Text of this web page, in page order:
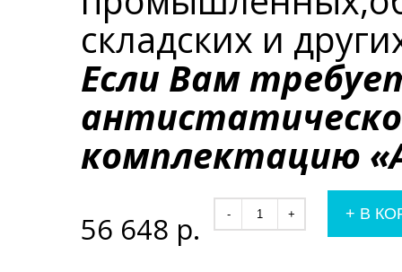
складских и
Если Вам
комплектацию
56 648 р. - + + В